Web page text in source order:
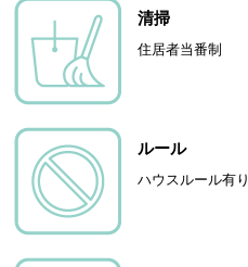
清掃
住居者当番制
ルール
ハウスルール有り